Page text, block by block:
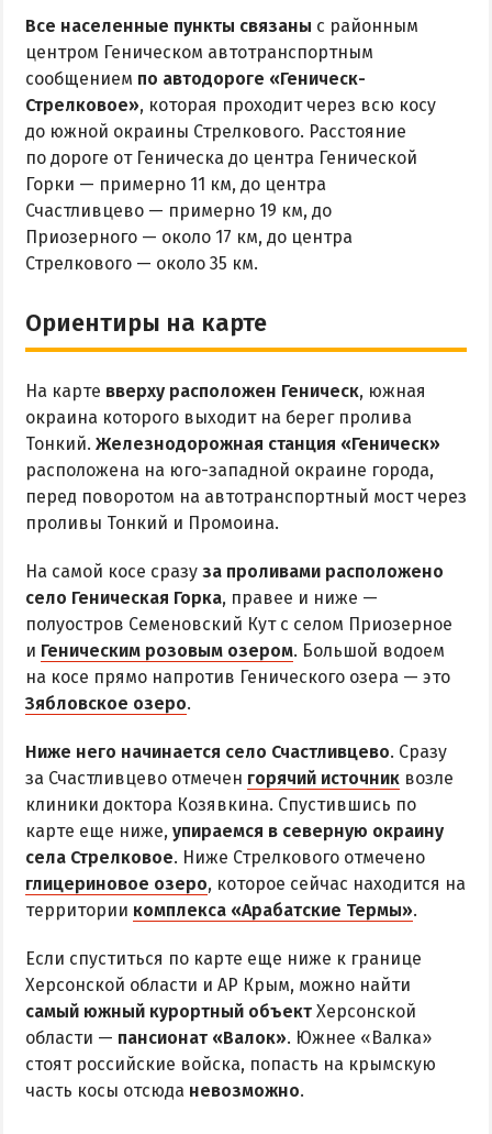
ВАЛОК
ЧАСТНЫЙ СЕКТОР
Жилье в частном секторе
ОТДЫХ С ПАЛАТКОЙ
ПЕРВАЯ ЛИНИЯ
ОТЕЛИ С БАССЕЙНОМ
ГОРЯЧИЕ ИСТОЧНИКИ
Источники в Счастливцево
Источники в Стрелковом
Арабатские Термы
Все источники Херсонщины
ЛЕЧЕНИЕ И БАЛЬНЕОЛОГИЯ
Глицериновое Озеро
Зябловское Озеро
Радоновое Озеро
Сиваш
Соленое озеро в Счастливцево
ДОСТОПРИМЕЧАТЕЛЬНОСТИ
Генический маяк
ПИТАНИЕ
РАЗВЛЕЧЕНИЯ
Аквапарк
Дельфинарий
Все населенные пункты связаны с районным
центром Геническом автотранспортным
сообщением по автодороге «Геническ-
Стрелковое», которая проходит через всю косу
до южной окраины Стрелкового. Расстояние
по дороге от Геническа до центра Генической
Горки — примерно 11 км, до центра
Счастливцево — примерно 19 км, до
Приозерного — около 17 км, до центра
Стрелкового — около 35 км.
Ориентиры на карте
На карте вверху расположен Геническ, южная
окраина которого выходит на берег пролива
Тонкий. Железнодорожная станция «Геническ»
расположена на юго-западной окраине города,
перед поворотом на автотранспортный мост через
проливы Тонкий и Промоина.
На самой косе сразу за проливами расположено
село Геническая Горка, правее и ниже —
полуостров Семеновский Кут с селом Приозерное
и Геническим розовым озером. Большой водоем
на косе прямо напротив Генического озера — это
Зябловское озеро.
Ниже него начинается село Счастливцево. Сразу
за Счастливцево отмечен горячий источник возле
клиники доктора Козявкина. Спустившись по
карте еще ниже, упираемся в северную окраину
села Стрелковое. Ниже Стрелкового отмечено
глицериновое озеро, которое сейчас находится на
территории комплекса «Арабатские Термы».
Если спуститься по карте еще ниже к границе
Херсонской области и АР Крым, можно найти
самый южный курортный объект Херсонской
области — пансионат «Валок». Южнее «Валка»
стоят российские войска, попасть на крымскую
часть косы отсюда невозможно.